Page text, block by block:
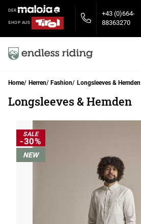
DER
SHOP AUS
+43 (0)664-
88363270
Home Herren Fashion Longsleeves & Hemden
Longsleeves & Hemden
SALE
-30%
NEW